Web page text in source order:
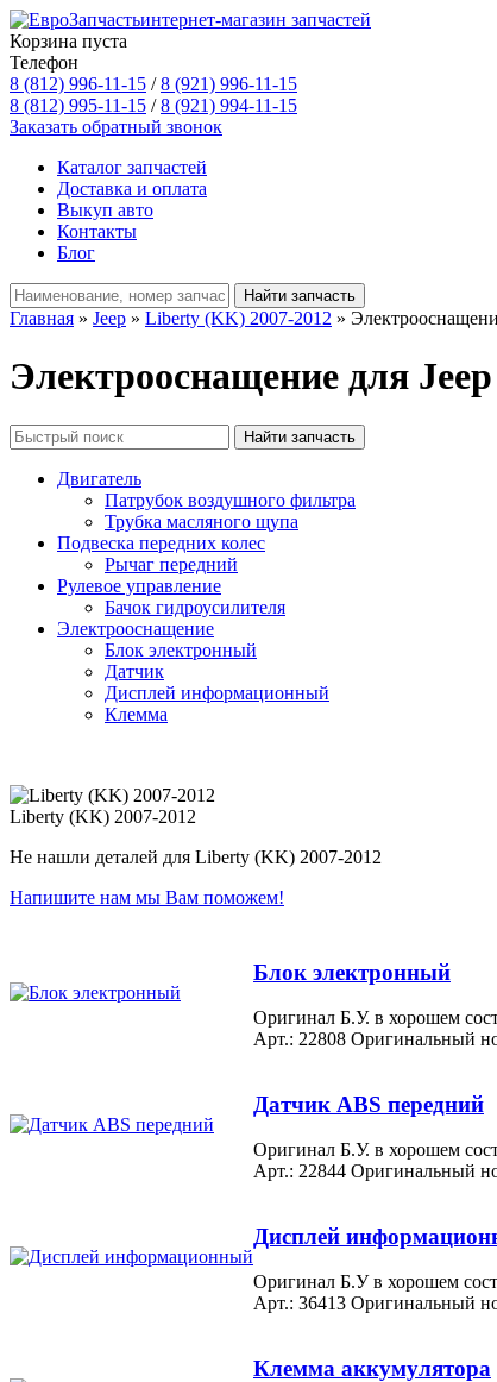
интернет-магазин запчастей
Корзина пуста
Телефон
8 (812) 996-11-15 /8 (921) 996-11-15
8 (812) 995-11-15 /8 (921) 994-11-15
Заказать обратный звонок
Каталог запчастей
Доставка и оплата
Выкуп авто
Контакты
Блог
Главная » Jeep » Liberty (KK) 2007-2012 »
Электрооснащение для
Двигатель
Патрубок воздушного фильтра
Трубка масляного щупа
Подвеска передних колес
Рычаг передний
Рулевое управление
Бачок гидроусилителя
Электрооснащение
Блок электронный
Датчик
Дисплей информационный
Клемма
Liberty (KK) 2007-2012
Не нашли деталей для Liberty (KK) 2007-2012
Напишите нам мы Вам поможем!
Блок электронный
Оригинал Б.У. в хорошем
Арт.: 22808 Оригинальный
Датчик ABS передний
Оригинал Б.У. в хорошем
Арт.: 22844 Оригинальный
Дисплей
Оригинал Б.У в хорошем
Арт.: 36413 Оригинальный
Клемма аккумулятора